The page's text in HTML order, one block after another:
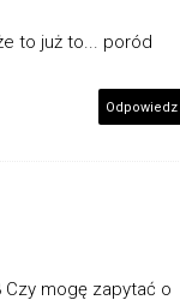
to już to... poród
Odpowiedz
mogę zapytać o